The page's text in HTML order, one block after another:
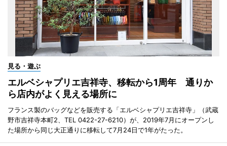
見る・遊ぶ
エルベシャプリエ吉祥寺、移転から1周年 通りか
ら店内がよく見える場所に
フランス製のバッグなどを販売する「エルベシャプリエ吉祥寺」（武蔵
野市吉祥寺本町2、TEL 0422-27-6210）が、2019年7月にオープンし
た場所から同じ大正通りに移転して7月24日で1年がたった。